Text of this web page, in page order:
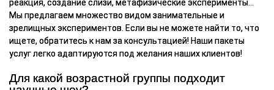
реакция, создание слизи, метафизические эксперименты…
Мы предлагаем множество видом занимательные и
зрелищных экспериментов. Если вы не можете найти то, что
ищете, обратитесь к нам за консультацией! Наши пакеты
услуг легко адаптируются под желания наших клиентов!
Для какой возрастной группы подходит